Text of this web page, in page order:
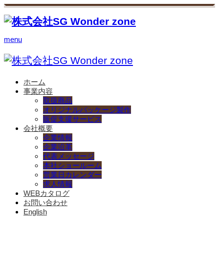
menu
ホーム
事業内容
取扱商品
オリジナルパッケージ製作
販促支援サービス
会社概要
企業情報
企業沿革
代表メッセージ
本社ショールーム
営業日カレンダー
求人情報
WEBカタログ
お問い合わせ
English